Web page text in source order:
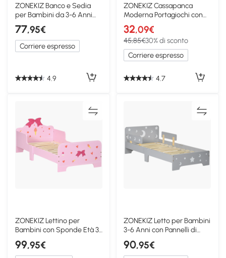
ZONEKIZ Banco e Sedia
per Bambini da 3-6 Anni
con Cassetto Bianco
77,95€
Corriere espresso
4.9
ZONEKIZ Cassapanca
Moderna Portagiochi con
Leva a Gas Bianca Grigia
32,09€
45,85€30% di sconto
Corriere espresso
4.7
ZONEKIZ Lettino per
Bambini con Sponde Età 3-
6 Anni, Rosa
99,95€
ZONEKIZ Letto per Bambini
3-6 Anni con Pannelli di
MDF e Truciolato
90,95€